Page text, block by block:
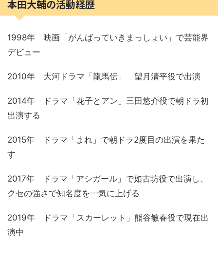
本田大輔の活動経歴
1998年 映画「がんばっていきまっしょい」で芸能界
デビュー
2010年 大河ドラマ「龍馬伝」 望月清平役で出演
2014年 ドラマ「花子とアン」三田悠介役で朝ドラ初
出演する
2015年 ドラマ「まれ」で朝ドラ2度目の出演を果た
す
2017年 ドラマ「アシガール」で如古坊役で出演し、
クセの強さで知名度を一気に上げる
2019年 ドラマ「スカーレット」熊谷敏春役で現在出
演中